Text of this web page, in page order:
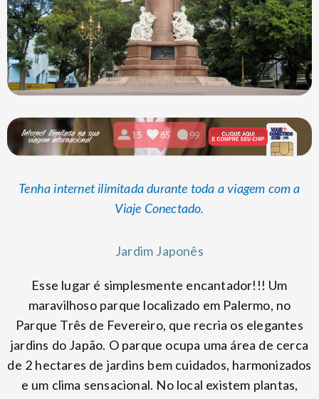
Tenha internet ilimitada durante toda a viagem com a
Viaje Conectado.
Jardim Japonês
Esse lugar é simplesmente encantador!!! Um
maravilhoso parque localizado em Palermo, no
Parque Três de Fevereiro, que recria os elegantes
jardins do Japão. O parque ocupa uma área de cerca
de 2 hectares de jardins bem cuidados, harmonizados
e um clima sensacional. No local existem plantas,